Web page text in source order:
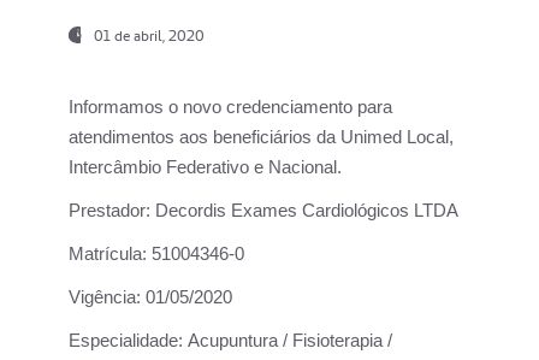
01 de abril, 2020
Informamos o novo credenciamento para
atendimentos aos beneficiários da Unimed Local,
Intercâmbio Federativo e Nacional.
Prestador: Decordis Exames Cardiológicos LTDA
Matrícula: 51004346-0
Vigência: 01/05/2020
Especialidade: Acupuntura / Fisioterapia /